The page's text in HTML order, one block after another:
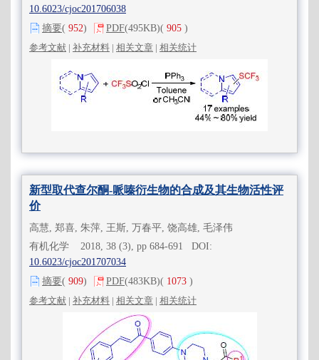
10.6023/cjoc201706038
摘要( 952) PDF(495KB)( 905 )
参考文献 | 补充材料 | 相关文章 | 相关统计
新型取代查尔酮-哌嗪衍生物的合成及其生物活性评
价
高慧, 郑喜, 朱萍, 王斯, 万春平, 饶高雄, 毛泽伟
有机化学 2018, 38 (3), pp 684-691 DOI:
10.6023/cjoc201707034
摘要( 909) PDF(483KB)( 1073 )
参考文献 | 补充材料 | 相关文章 | 相关统计